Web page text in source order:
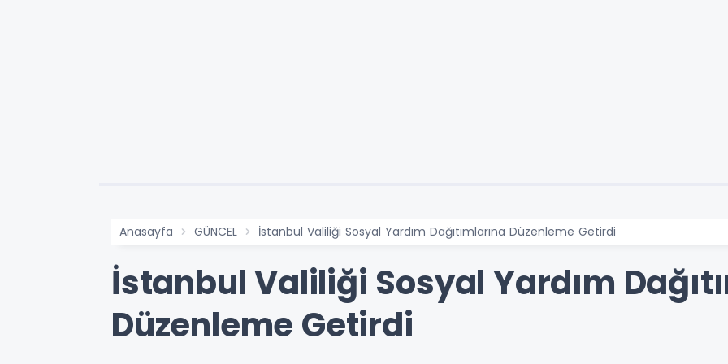
Anasayfa GÜNCEL İstanbul Valiliği Sosyal Yardım Dağıtımlarına Düzenleme Getirdi
İstanbul Valiliği Sosyal Yardım
Düzenleme Getirdi